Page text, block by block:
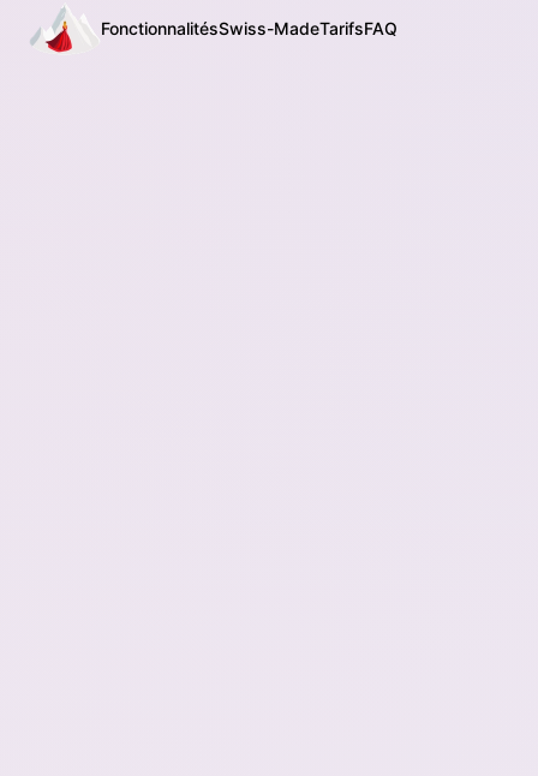
FonctionnalitésSwiss-MadeTarifsFAQ